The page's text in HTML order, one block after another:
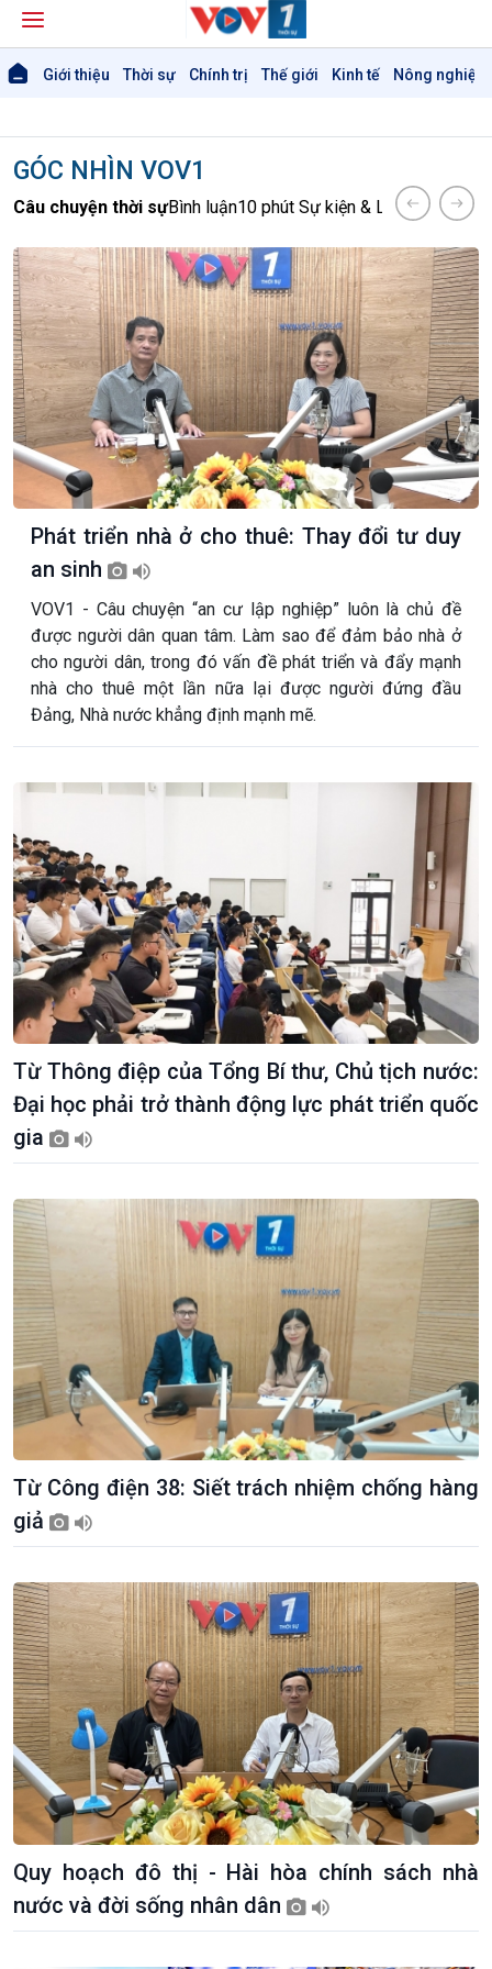
Giới thiệu Thời sự Chính trị Thế giới Kinh tế Nông nghiệp
Giới thiệu
Thời sự 6h
Thời sự 18h
Thời sự 21h30
Bản tin
Chuyên mục
Theo dòng Thời sự
GÓC NHÌN VOV1
Câu chuyện thời sựBình luận10 phút Sự kiện & Luận bàn
Phát triển nhà ở cho thuê: Thay đổi tư duy
an sinh
VOV1 - Câu chuyện “an cư lập nghiệp” luôn là chủ đề
được người dân quan tâm. Làm sao để đảm bảo nhà ở
cho người dân, trong đó vấn đề phát triển và đẩy mạnh
nhà cho thuê một lần nữa lại được người đứng đầu
Đảng, Nhà nước khẳng định mạnh mẽ.
Từ Thông điệp của Tổng Bí thư, Chủ tịch nước:
Đại học phải trở thành động lực phát triển quốc
gia
Từ Công điện 38: Siết trách nhiệm chống hàng
giả
Quy hoạch đô thị - Hài hòa chính sách nhà
nước và đời sống nhân dân